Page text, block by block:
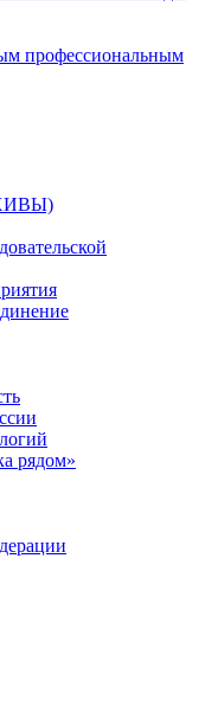
профессиональным
рядом»